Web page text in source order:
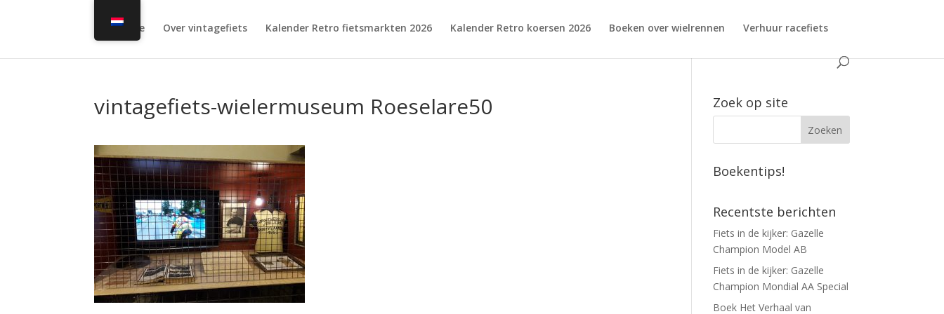
Home Over vintagefiets Kalender Retro fietsmarkten 2026 Kalender Retro koersen 2026 Boeken over wielrennen Verhuur racefiets
vintagefiets-wielermuseum Roeselare50 Zoek op site
Boekentips!
Recentste berichten
Fiets in de kijker: Gazelle
Champion Model AB
Fiets in de kijker: Gazelle
Champion Mondial AA Special
Boek Het Verhaal van